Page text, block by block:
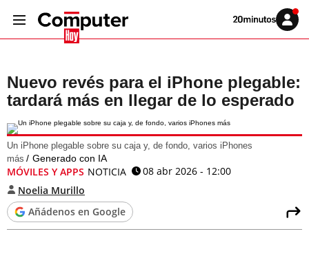
Volver
Iniciar
sesión
Nuevo revés para el iPhone plegable:
tardará más en llegar de lo esperado
Un iPhone plegable sobre su caja y, de fondo, varios iPhones
más
Generado con IA
MÓVILES Y APPS NOTICIA
08 abr 2026 - 12:00
Noelia Murillo
Añádenos en Google